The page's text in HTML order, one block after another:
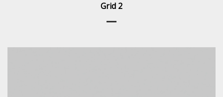
αθλητικές εγκαταστάσεις
Grid 2